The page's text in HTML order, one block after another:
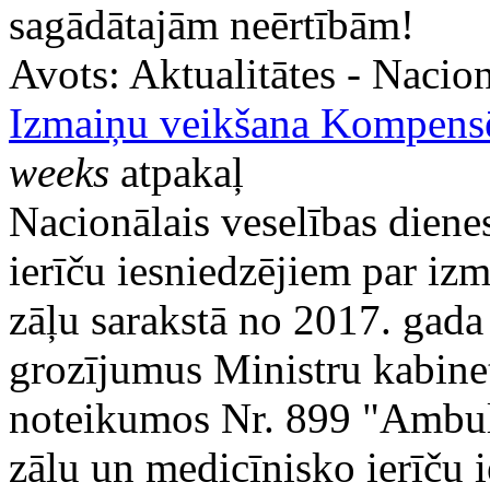
sagādātajām neērtībām!
Avots: Aktualitātes -
Izmaiņu veikšana
weeks atpakaļ
Nacionālais veselības
ierīču iesniedzējiem par
zāļu sarakstā no 2017.
grozījumus Ministru
noteikumos Nr. 899
zāļu un medicīnisko ierīču